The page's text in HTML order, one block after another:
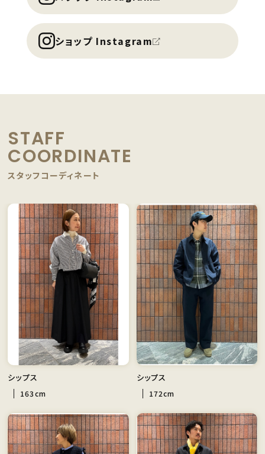
ショップ Instagram
STAFF
COORDINATE
スタッフコーディネート
シップス
163cm
シップス
172cm